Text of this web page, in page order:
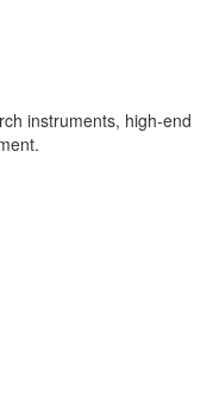
instruments, high-end